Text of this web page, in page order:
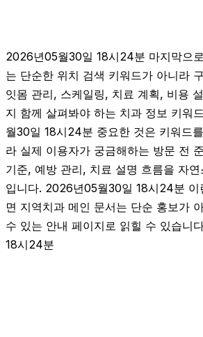
2026년05월30일 18시24분 마지막으
는 단순한 위치 검색 키워드가 아니라
잇몸 관리, 스케일링, 치료 계획, 비용
지 함께 살펴봐야 하는 치과 정보 키워
월30일 18시24분 중요한 것은 키워드
라 실제 이용자가 궁금해하는 방문 전
기준, 예방 관리, 치료 설명 흐름을 자
입니다. 2026년05월30일 18시24분 이
면 지역치과 메인 문서는 단순 홍보가
수 있는 안내 페이지로 읽힐 수 있습니
18시24분